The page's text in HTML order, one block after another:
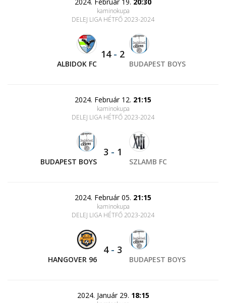
kaminokupa
DELEJ LIGA HÉTFŐ 2023-2024
ALBIDOK FC
14- 2
BUDAPEST BOYS
2024. Február 12. 21:15
kaminokupa
DELEJ LIGA HÉTFŐ 2023-2024
BUDAPEST BOYS
3 - 1
SZLAMB FC
2024. Február 05. 21:15
kaminokupa
DELEJ LIGA HÉTFŐ 2023-2024
HANGOVER 96
4- 3
BUDAPEST BOYS
2024. Január 29. 18:15